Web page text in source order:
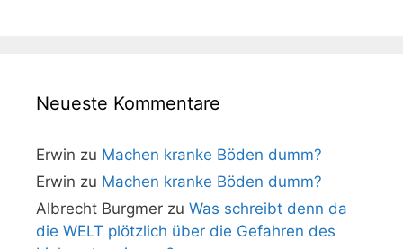
Neueste Kommentare
Erwin zu Machen kranke Böden dumm?
Erwin zu Machen kranke Böden dumm?
Albrecht Burgmer zu Was schreibt denn da
die WELT plötzlich über die Gefahren des